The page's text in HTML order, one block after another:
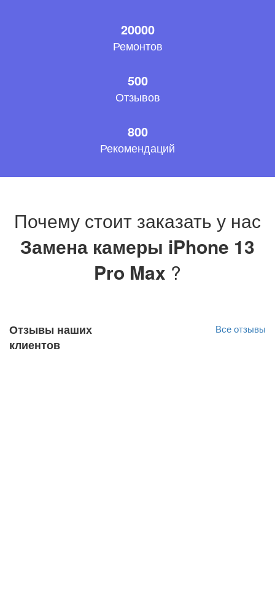
20000
Ремонтов
500
Отзывов
800
Рекомендаций
Почему стоит заказать у нас
Замена камеры iPhone 13
Pro Max ?
Отзывы наших
клиентов
Все отзывы